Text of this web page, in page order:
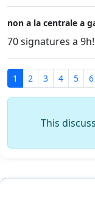
non a la centrale a
70 signatures a
1 2 3 4 5 6
This